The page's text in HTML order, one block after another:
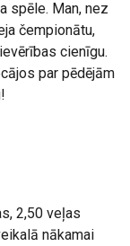
spēle. Man, nez
čempionātu,
cienīgu.
par pēdējām
2,50 veļas
nākamai